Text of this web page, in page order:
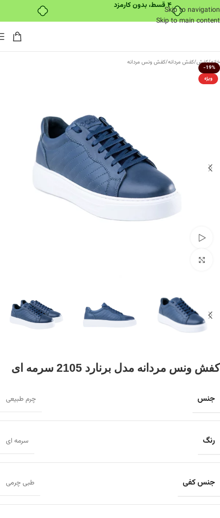
Skip to navigation
Skip to main content
خانه/کفش/کفش مردانه/کفش ونس مردانه
-19%
ویژه
کفش ونس مردانه مدل برنارد 2105 سرمه ای
جنس چرم طبیعی
رنگ سرمه ای
جنس کفی طبی چرمی